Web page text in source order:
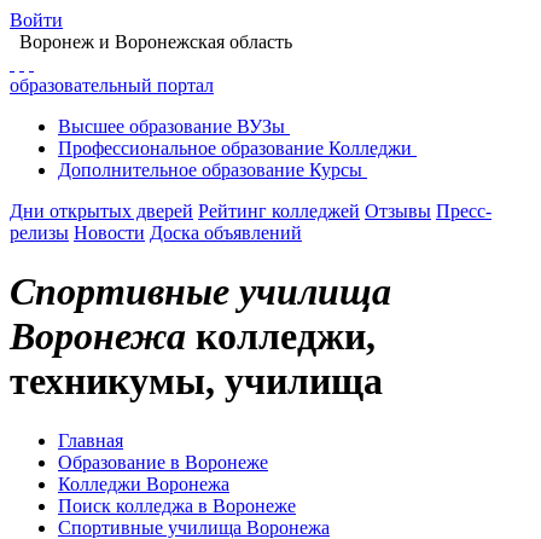
Войти
Воронеж и Воронежская область
образовательный портал
Высшее образование ВУЗы
Профессиональное образование Колледжи
Дополнительное образование Курсы
Дни открытых дверей Рейтинг колледжей Отзывы Пресс-
релизы Новости Доска объявлений
Спортивные училища
Воронежа колледжи,
техникумы, училища
Главная
Образование в Воронеже
Колледжи Воронежа
Поиск колледжа в Воронеже
Спортивные училища Воронежа